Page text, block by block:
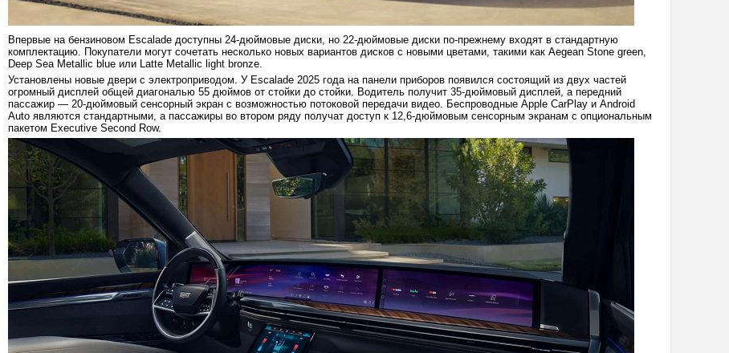
Впервые на бензиновом Escalade доступны 24-дюймовые диски, но 22-дюймовые диски по-прежнему входят в стандартную
комплектацию. Покупатели могут сочетать несколько новых вариантов дисков с новыми цветами, такими как Aegean Stone green,
Deep Sea Metallic blue или Latte Metallic light bronze.
Установлены новые двери с электроприводом. У Escalade 2025 года на панели приборов появился состоящий из двух частей
огромный дисплей общей диагональю 55 дюймов от стойки до стойки. Водитель получит 35-дюймовый дисплей, а передний
пассажир — 20-дюймовый сенсорный экран с возможностью потоковой передачи видео. Беспроводные Apple CarPlay и Android
Auto являются стандартными, а пассажиры во втором ряду получат доступ к 12,6-дюймовым сенсорным экранам с опциональным
пакетом Executive Second Row.